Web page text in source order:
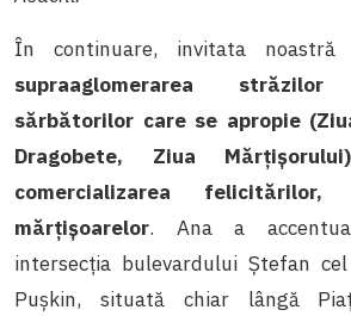
În continuare, invitata
supraaglomerarea
sărbătorilor care se apropie
Dragobete, Ziua
comercializarea
mărțișoarelor. Ana a
intersecția bulevardului Ștefan
Pușkin, situată chiar lângă